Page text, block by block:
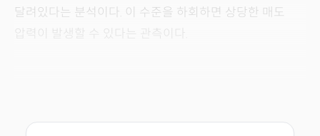
달려있다는 분석이다. 이 수준을 하회하면 상당한 매도
압력이 발생할 수 있다는 관측이다.